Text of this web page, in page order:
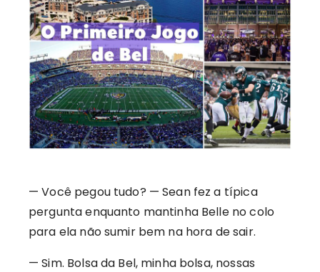
— Você pegou tudo? — Sean fez a típica
pergunta enquanto mantinha Belle no colo
para ela não sumir bem na hora de sair.
— Sim. Bolsa da Bel, minha bolsa, nossas